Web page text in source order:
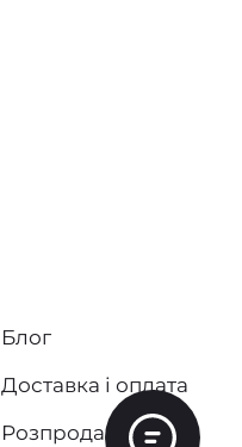
Блог
Доставка і оплата
Розпродаж